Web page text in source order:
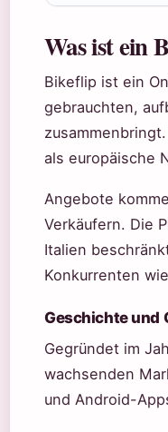
Was ist ein
Bikeflip ist ein
gebrauchten,
als europäische
Angebote
Verkäufern. Die
Italien
Konkurrenten
Geschichte und
Gegründet im
wachsenden
und Android-